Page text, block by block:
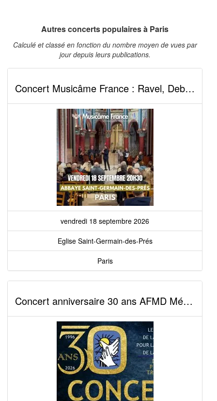
Autres concerts populaires à Paris
Calculé et classé en fonction du nombre moyen de vues par
jour depuis leurs publications.
Concert Musicâme France : Ravel, Debussy, Cantemir, Mozart, Vivaldi, Bach,...
vendredi 18 septembre 2026
Eglise Saint-Germain-des-Prés
Paris
Concert anniversaire 30 ans AFMD Mémoire & Vigilance